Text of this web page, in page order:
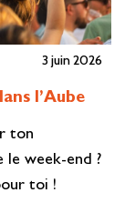
3 juin 2026
l’Aube
ton
le week-end ?
toi !